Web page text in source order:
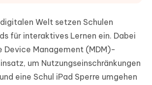
Welt setzen Schulen
für interaktives Lernen ein. Dabei
Device Management (MDM)-
um Nutzungseinschränkungen
eine Schul iPad Sperre umgehen